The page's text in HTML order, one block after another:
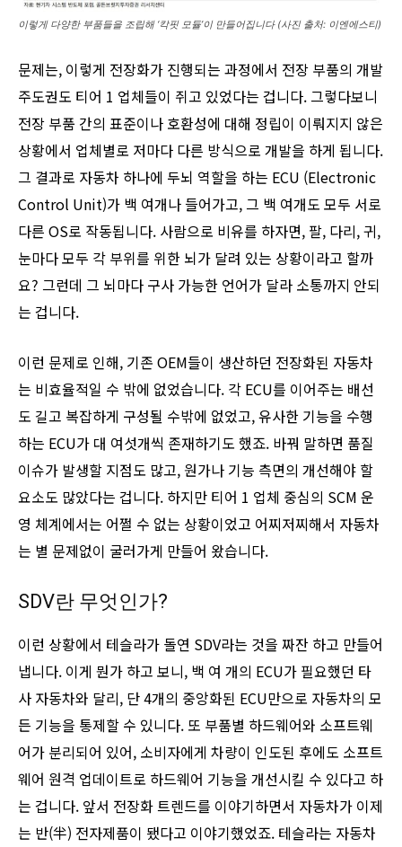
이렇게 다양한 부품들을 조립해 ‘칵핏 모듈’이 만들어집니다 (사진 출처: 이엔에스티)
문제는, 이렇게 전장화가 진행되는 과정에서 전장 부품의 개발
주도권도 티어 1 업체들이 쥐고 있었다는 겁니다. 그렇다보니
전장 부품 간의 표준이나 호환성에 대해 정립이 이뤄지지 않은
상황에서 업체별로 저마다 다른 방식으로 개발을 하게 됩니다.
그 결과로 자동차 하나에 두뇌 역할을 하는 ECU (Electronic
Control Unit)가 백 여개나 들어가고, 그 백 여개도 모두 서로
다른 OS로 작동됩니다. 사람으로 비유를 하자면, 팔, 다리, 귀,
눈마다 모두 각 부위를 위한 뇌가 달려 있는 상황이라고 할까
요? 그런데 그 뇌마다 구사 가능한 언어가 달라 소통까지 안되
는 겁니다.
이런 문제로 인해, 기존 OEM들이 생산하던 전장화된 자동차
는 비효율적일 수 밖에 없었습니다. 각 ECU를 이어주는 배선
도 길고 복잡하게 구성될 수밖에 없었고, 유사한 기능을 수행
하는 ECU가 대 여섯개씩 존재하기도 했죠. 바꿔 말하면 품질
이슈가 발생할 지점도 많고, 원가나 기능 측면의 개선해야 할
요소도 많았다는 겁니다. 하지만 티어 1 업체 중심의 SCM 운
영 체계에서는 어쩔 수 없는 상황이었고 어찌저찌해서 자동차
는 별 문제없이 굴러가게 만들어 왔습니다.
SDV란 무엇인가?
이런 상황에서 테슬라가 돌연 SDV라는 것을 짜잔 하고 만들어
냅니다. 이게 뭔가 하고 보니, 백 여 개의 ECU가 필요했던 타
사 자동차와 달리, 단 4개의 중앙화된 ECU만으로 자동차의 모
든 기능을 통제할 수 있니다. 또 부품별 하드웨어와 소프트웨
어가 분리되어 있어, 소비자에게 차량이 인도된 후에도 소프트
웨어 원격 업데이트로 하드웨어 기능을 개선시킬 수 있다고 하
는 겁니다. 앞서 전장화 트렌드를 이야기하면서 자동차가 이제
는 반(半) 전자제품이 됐다고 이야기했었죠. 테슬라는 자동차